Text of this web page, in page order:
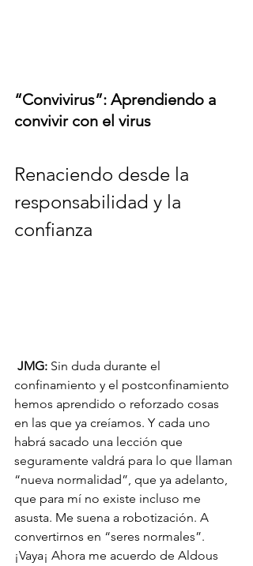
“Convivirus”: Aprendiendo a
convivir con el virus
Renaciendo desde la
responsabilidad y la
confianza
JMG: Sin duda durante el
confinamiento y el postconfinamiento
hemos aprendido o reforzado cosas
en las que ya creíamos. Y cada uno
habrá sacado una lección que
seguramente valdrá para lo que llaman
“nueva normalidad”, que ya adelanto,
que para mí no existe incluso me
asusta. Me suena a robotización. A
convertirnos en “seres normales”.
¡Vaya¡ Ahora me acuerdo de Aldous